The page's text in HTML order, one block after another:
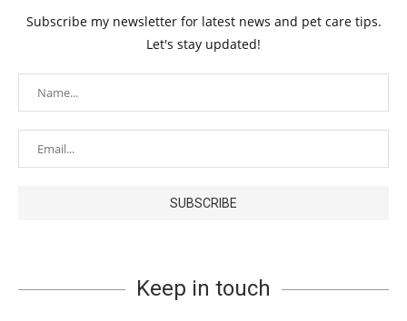
Subscribe my newsletter for latest news and pet care tips.
Let's stay updated!
Keep in touch